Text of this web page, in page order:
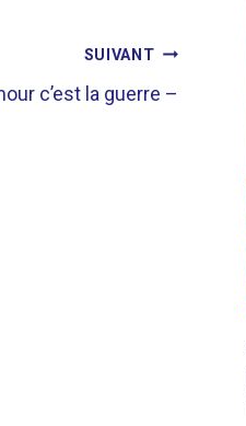
SUIVANT
c’est la guerre –